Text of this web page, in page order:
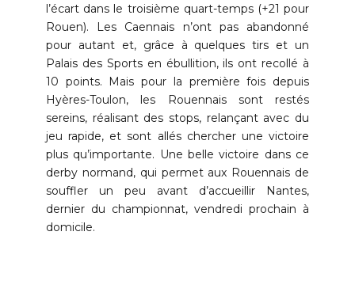
l’écart dans le troisième quart-temps (+21 pour
Rouen). Les Caennais n’ont pas abandonné
pour autant et, grâce à quelques tirs et un
Palais des Sports en ébullition, ils ont recollé à
10 points. Mais pour la première fois depuis
Hyères-Toulon, les Rouennais sont restés
sereins, réalisant des stops, relançant avec du
jeu rapide, et sont allés chercher une victoire
plus qu’importante. Une belle victoire dans ce
derby normand, qui permet aux Rouennais de
souffler un peu avant d’accueillir Nantes,
dernier du championnat, vendredi prochain à
domicile.
0
1
2
0
1
2
3
4
0
1
2
3
4
5